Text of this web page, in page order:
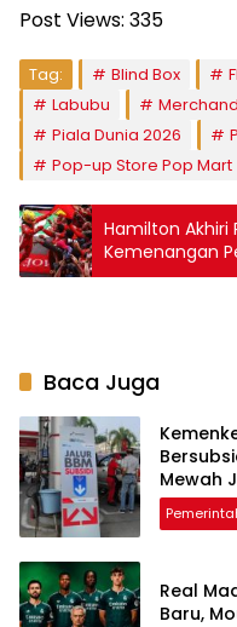
Post Views: 335
Tag: Blind Box
Labubu
Piala Dunia 2026
Pop-up Store Pop Mart
Hamilton Akhiri
Kemenangan
Baca Juga
Mewah
Real
Baru,